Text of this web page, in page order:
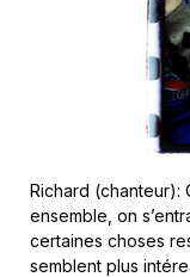
Richard (chanteur):
ensemble, on
certaines choses
semblent plus